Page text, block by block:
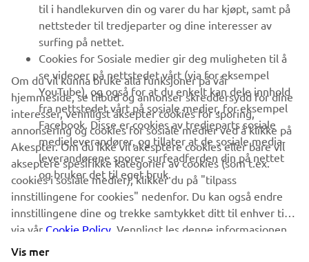
NYHETSBREV
Vær den første til å lære om de siste tilbudene, spesielle
arrangementer, nye utgivelser og mye mer
ABONNER
Les vår personvernerklæring for å lære hvordan vi behandler dine
personopplysninger:
Retningslinjer for Personvern
Norway (Norwegian)
til i handlekurven din og varer du har kjøpt, samt på
nettsteder til tredjeparter og dine interesser av
surfing på nettet.
Cookies for Sosiale medier gir deg muligheten til å
se videoer på nettstedet vårt (via for eksempel
YouTube), og også for at du enkelt kan dele innhold
fra nettstedet vårt på sosiale medier, for eksempel
Facebook. Disse er cookies av tredjeparts sosiale
medieleverandører, og tillater at de sosiale media-
leverandørene sporer surfeadferden din på nettet
og bruker det til eget bruk.
Om du vil kunna bruke alla funksjoner på vår
hjemmeside, se tilbud og annonser skreddersydd for dine
interesser, vennligst aksepter cookies for sporing,
annonsering og cookies for sosiale medier ved å klikke på
Akespter. Om du ikke vil akesptere cookies eller bare vil
akseptere spesifikke kategorier av cookies (som t.ex.
cookies i sosiale medier), klikker du på "tilpass
innstillingene for cookies" nedenfor. Du kan også endre
innstillingene dine og trekke samtykket ditt til enhver tid
via vår Cookie Policy . Vennligst les denne informasjonen
for å lære mer om cookies vi bruker og hvordan vi
Vis mer